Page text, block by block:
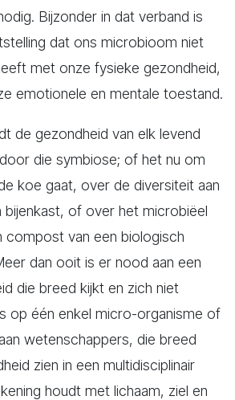
Bijzonder in dat verband is
dat ons microbioom niet
met onze fysieke gezondheid,
emotionele en mentale toestand.
de gezondheid van elk levend
die symbiose; of het nu om
koe gaat, over de diversiteit aan
bijenkast, of over het microbiëel
compost van een biologisch
dan ooit is er nood aan een
die breed kijkt en zich niet
op één enkel micro-organisme of
wetenschappers, die breed
zien in een multidisciplinair
houdt met lichaam, ziel en